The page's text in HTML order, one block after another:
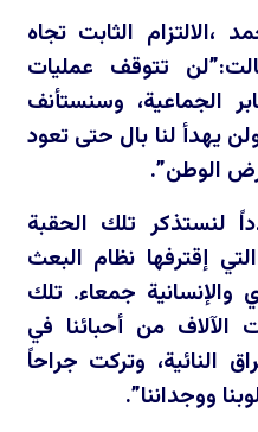
،الالتزام الثابت تجاه
تتوقف عمليات
الجماعية، وسنستأنف
يهدأ لنا بال حتى تعود
الوطن”.
لنستذكر تلك الحقبة
إقترفها نظام البعث
جمعاء. تلك
الآلاف من أحبائنا في
النائية، وتركت جراحاً
ووجداننا”.